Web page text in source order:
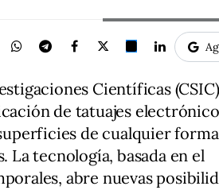
Científicas
de tatuajes
de cualquier
tecnología, basada en el
abre nuevas